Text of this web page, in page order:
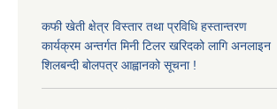
कफी खेती क्षेत्र विस्तार तथा प्रविधि हस्तान्तरण
कार्यक्रम अन्तर्गत मिनी टिलर खरिदको लागि अनलाइन
शिलबन्दी बोलपत्र आह्वानको सूचना !